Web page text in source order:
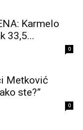
Karmelo
33,5...
0
Metković
ste?”
0